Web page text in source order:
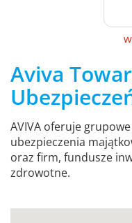
Aviva
AVIVA oferuje
ubezpieczenia
oraz firm, fundusze
zdrowotne.